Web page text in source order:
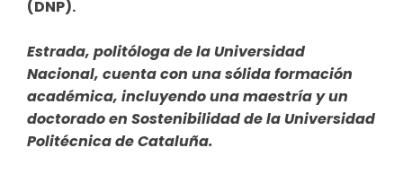
(DNP).
Estrada, politóloga de la Universidad
Nacional, cuenta con una sólida formación
académica, incluyendo una maestría y un
doctorado en Sostenibilidad de la Universidad
Politécnica de Cataluña.